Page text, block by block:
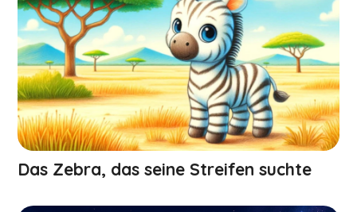
Das Zebra, das seine Streifen suchte